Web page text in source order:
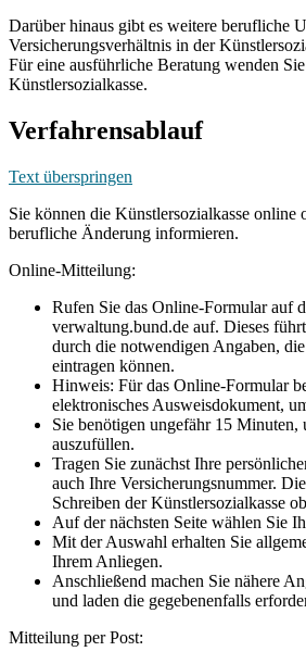
Darüber hinaus gibt es weitere berufliche
Versicherungsverhältnis in der
Für eine ausführliche Beratung wenden
Künstlersozialkasse.
Verfahrensablauf
Text überspringen
Sie können die Künstlersozialkasse online
berufliche Änderung informieren.
Online-Mitteilung:
Rufen Sie das Online-Formular auf
verwaltung.bund.de auf. Dieses
durch die notwendigen Angaben,
eintragen können.
Hinweis: Für das Online-Formular
elektronisches Ausweisdokument,
Sie benötigen ungefähr 15
auszufüllen.
Tragen Sie zunächst Ihre
auch Ihre Versicherungsnummer.
Schreiben der Künstlersozialkasse
Auf der nächsten Seite wählen Sie
Mit der Auswahl erhalten Sie
Ihrem Anliegen.
Anschließend machen Sie nähere
und laden die gegebenenfalls
Mitteilung per Post: